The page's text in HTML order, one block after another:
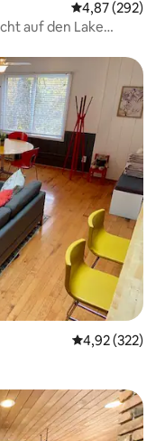
4,87 (292)
auf den Lake
4,92 (322)